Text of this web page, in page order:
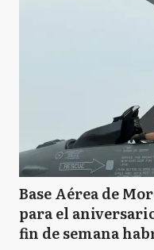
Base Aérea de
para el
fin de semana